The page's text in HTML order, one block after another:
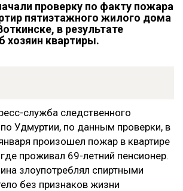
проверку по факту пожара
пятиэтажного жилого дома
в результате
хозяин квартиры.
служба следственного
Удмуртии, по данным проверки, в
произошел пожар в квартире
проживал 69-летний пенсионер.
злоупотреблял спиртными
без признаков жизни